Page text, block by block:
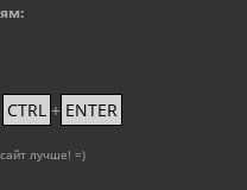
CTRL + ENTER
лучше! =)